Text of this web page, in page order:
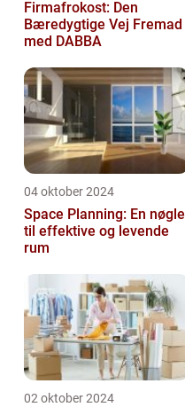
Firmafrokost: Den
Bæredygtige Vej Fremad
med DABBA
04 oktober 2024
Space Planning: En nøgle
til effektive og levende
rum
02 oktober 2024